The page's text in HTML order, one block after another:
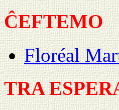
ĈEFTEMO
Floréal
TRA